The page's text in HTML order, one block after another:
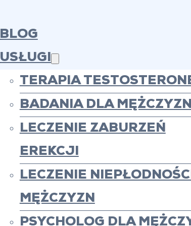
BLOG
USŁUGI
TERAPIA
BADANIA DLA MĘŻCZYZN
LECZENIE ZABURZEŃ
EREKCJI
LECZENIE
MĘŻCZYZN
PSYCHOLOG DLA